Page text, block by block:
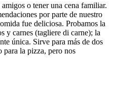
o tener una cena familiar.
por parte de nuestro
fue deliciosa. Probamos la
y carnes (tagliere di carne); la
única. Sirve para más de dos
para la pizza, pero nos